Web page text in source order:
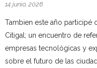
14 junio, 2026
Tambien este año
Citigal; un encuentro de
empresas tecnológicas y
sobre el futuro de las